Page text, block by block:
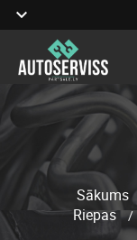
Sākums
Riepas /